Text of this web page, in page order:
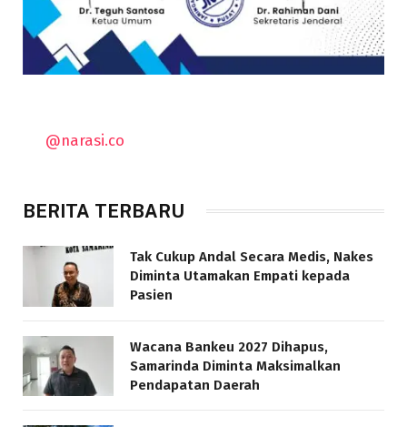
@narasi.co
BERITA TERBARU
Tak Cukup Andal Secara Medis, Nakes
Diminta Utamakan Empati kepada
Pasien
Wacana Bankeu 2027 Dihapus,
Samarinda Diminta Maksimalkan
Pendapatan Daerah